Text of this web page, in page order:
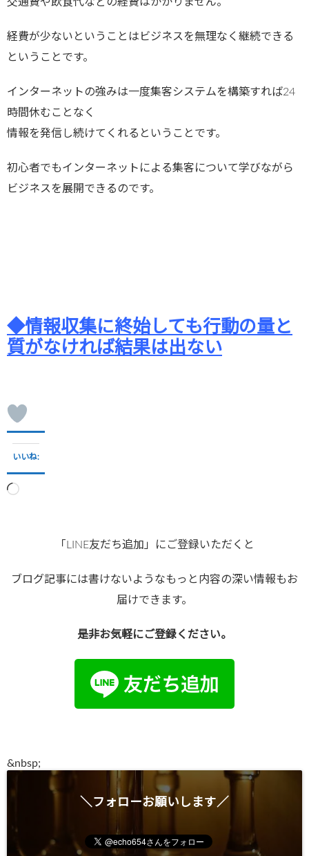
経費が少ないということはビジネスを無理なく継続できる
ということです。
インターネットの強みは一度集客システムを構築すれば24
時間休むことなく
情報を発信し続けてくれるということです。
初心者でもインターネットによる集客について学びながら
ビジネスを展開できるのです。
◆情報収集に終始しても行動の量と
質がなければ結果は出ない
いいね:
読
「LINE友だち追加」にご登録いただくと
ブログ記事には書けないようなもっと内容の深い情報もお
届けできます。
是非お気軽にご登録ください。
&nbsp;
＼フォローお願いします／